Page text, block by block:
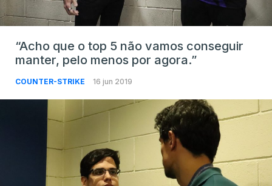
“Acho que o top 5 não vamos conseguir
manter, pelo menos por agora.”
COUNTER-STRIKE 16 jun 2019